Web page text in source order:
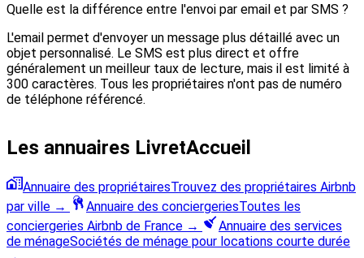
Quelle est la différence entre l'envoi par email et par SMS ?
L'email permet d'envoyer un message plus détaillé avec un
objet personnalisé. Le SMS est plus direct et offre
généralement un meilleur taux de lecture, mais il est limité à
300 caractères. Tous les propriétaires n'ont pas de numéro
de téléphone référencé.
Les annuaires LivretAccueil
Annuaire des propriétairesTrouvez des propriétaires Airbnb
par ville → Annuaire des conciergeriesToutes les
conciergeries Airbnb de France →
Annuaire des services
de ménageSociétés de ménage pour locations courte durée